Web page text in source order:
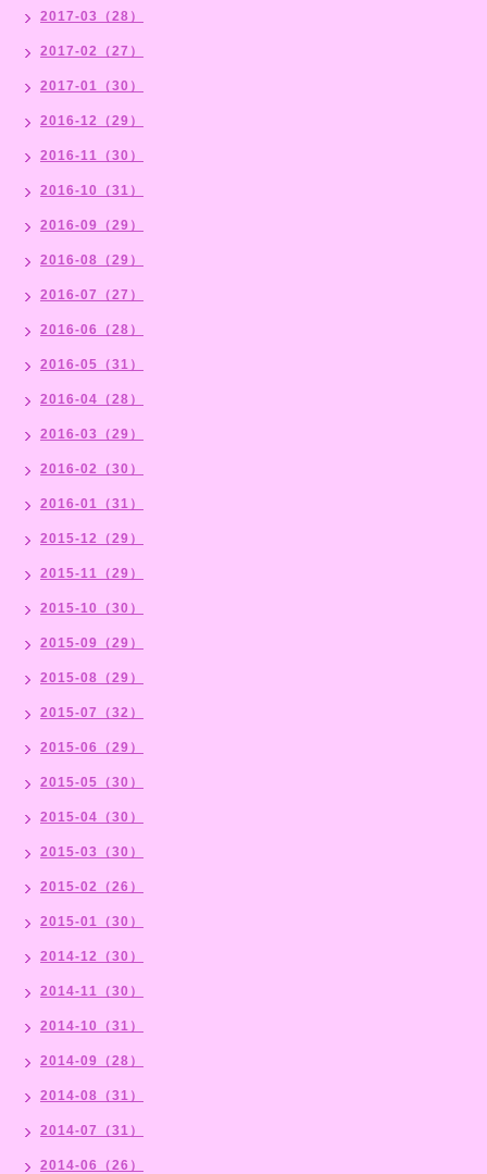
2017-03（28）
2017-02（27）
2017-01（30）
2016-12（29）
2016-11（30）
2016-10（31）
2016-09（29）
2016-08（29）
2016-07（27）
2016-06（28）
2016-05（31）
2016-04（28）
2016-03（29）
2016-02（30）
2016-01（31）
2015-12（29）
2015-11（29）
2015-10（30）
2015-09（29）
2015-08（29）
2015-07（32）
2015-06（29）
2015-05（30）
2015-04（30）
2015-03（30）
2015-02（26）
2015-01（30）
2014-12（30）
2014-11（30）
2014-10（31）
2014-09（28）
2014-08（31）
2014-07（31）
2014-06（26）